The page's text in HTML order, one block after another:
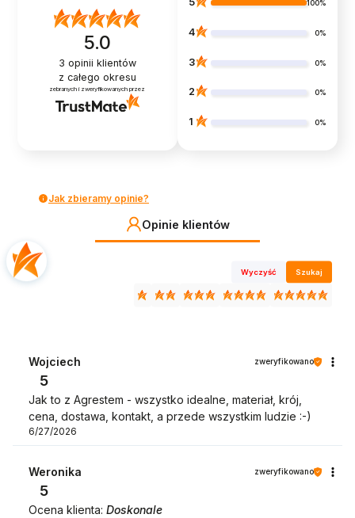
5.0
3 opinii klientów
z całego okresu
zebranych i zweryfikowanych przez
100%
4 0%
3 0%
2 0%
1 0%
Jak zbieramy opinie?
Opinie klientów
Wyczyść Szukaj
Wojciech zweryfikowano
5
Jak to z Agrestem - wszystko idealne, materiał, krój,
cena, dostawa, kontakt, a przede wszystkim ludzie :-)
6/27/2026
Weronika zweryfikowano
5
Ocena klienta: Doskonale